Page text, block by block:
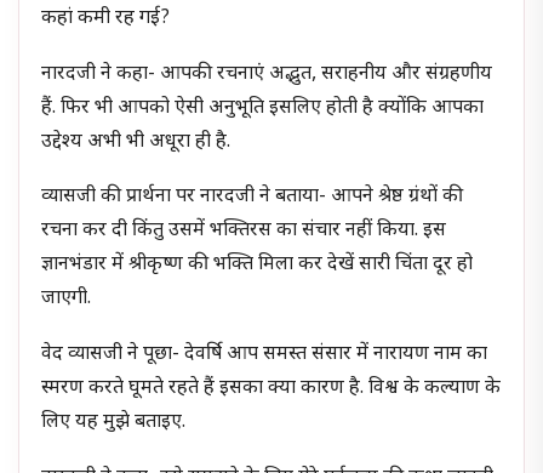
कहां कमी रह गई?
नारदजी ने कहा- आपकी रचनाएं अद्भुत, सराहनीय और संग्रहणीय
हैं. फिर भी आपको ऐसी अनुभूति इसलिए होती है क्योंकि आपका
उद्देश्य अभी भी अधूरा ही है.
व्यासजी की प्रार्थना पर नारदजी ने बताया- आपने श्रेष्ठ ग्रंथों की
रचना कर दी किंतु उसमें भक्तिरस का संचार नहीं किया. इस
ज्ञानभंडार में श्रीकृष्ण की भक्ति मिला कर देखें सारी चिंता दूर हो
जाएगी.
वेद व्यासजी ने पूछा- देवर्षि आप समस्त संसार में नारायण नाम का
स्मरण करते घूमते रहते हैं इसका क्या कारण है. विश्व के कल्याण के
लिए यह मुझे बताइए.